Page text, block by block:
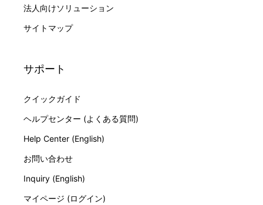
法人向けソリューション
サイトマップ
サポート
クイックガイド
ヘルプセンター (よくある質問)
Help Center (English)
お問い合わせ
Inquiry (English)
マイページ (ログイン)